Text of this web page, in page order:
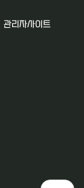
관리자사이트